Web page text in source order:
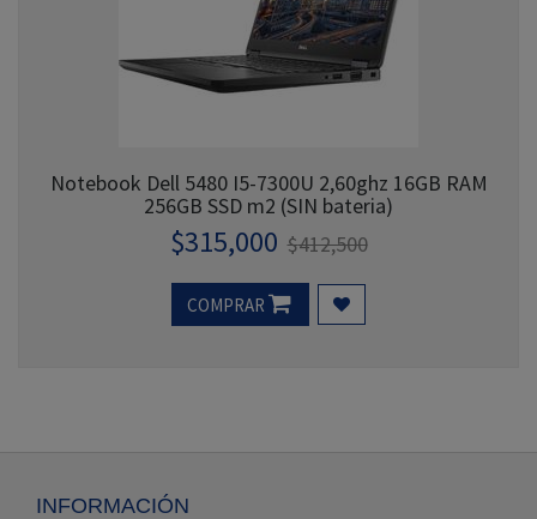
Notebook Dell 5480 I5-7300U 2,60ghz 16GB RAM
256GB SSD m2 (SIN bateria)
$315,000 $412,500
COMPRAR
INFORMACIÓN